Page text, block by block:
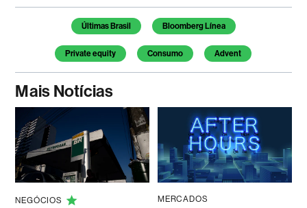
Temas deste artigo
Últimas Brasil Bloomberg Línea
Private equity Consumo Advent
Mais Notícias
NEGÓCIOS MERCADOS